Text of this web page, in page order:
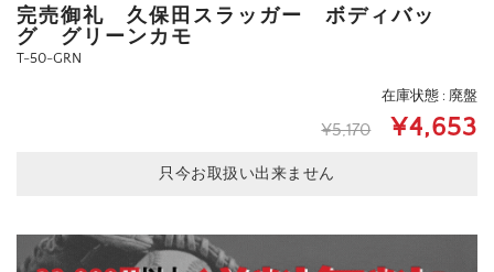
完売御礼 久保田スラッガー ボディバッ
グ グリーンカモ
T-50-GRN
在庫状態 : 廃盤
¥5,170 ¥4,653
只今お取扱い出来ません